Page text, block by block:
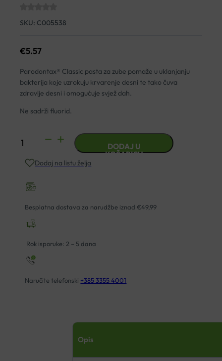
SKU: C005538
€5.57
Parodontax® Classic pasta za zube pomaže u uklanjanju
bakterija koje uzrokuju krvarenje desni te tako čuva
zdravlje desni i omogućuje svjež dah.
Ne sadrži fluorid.
PASTA
ZUBE
CLASSIC
75ML
DODAJ U
KOŠARICU
Dodaj na listu želja
Besplatna dostava za narudžbe iznad €49,99
Rok isporuke: 2 – 5 dana
Naručite telefonski +385 3355 4001
Opis